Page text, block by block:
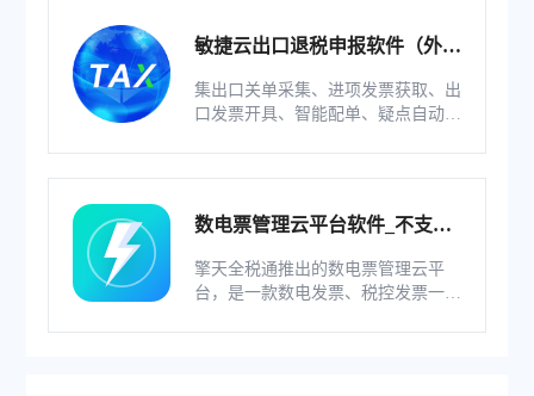
敏捷云出口退税申报软件（外贸
集出口关单采集、进项发票获取、出
口发票开具、智能配单、疑点自动检
数电票管理云平台软件_不支持
擎天全税通推出的数电票管理云平
台，是一款数电发票、税控发票一体